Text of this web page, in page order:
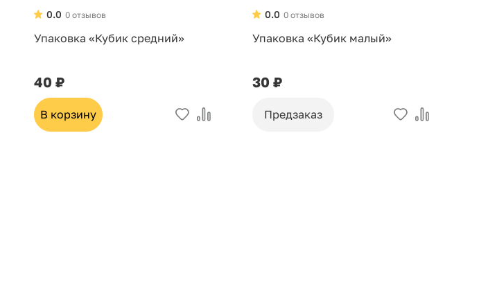
0 отзывов
0.0
Упаковка «Кубик средний»
40 ₽
В корзину
0 отзывов
0.0
Упаковка «Кубик малый»
30 ₽
Предзаказ